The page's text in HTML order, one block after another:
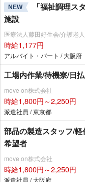
NEW
「福祉調理ス
施設
医療法人藤田好生会/介護老
時給1,177円
アルバイト・パート / 大阪府
工場内作業/待機寮/日
move on株式会社
時給1,800円～2,250円
派遣社員 / 東京都
部品の製造スタッフ/
希望者
move on株式会社
時給1,800円～2,250円
派遣社員 / 大阪府